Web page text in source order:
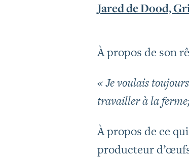
Jared de Dood,
À propos de son
« Je voulais
travailler à la
À propos de ce
producteur